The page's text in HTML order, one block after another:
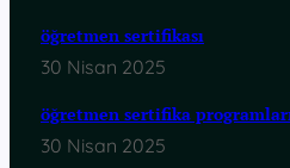
öğretmen sertifikası
30 Nisan 2025
öğretmen sertifika
30 Nisan 2025